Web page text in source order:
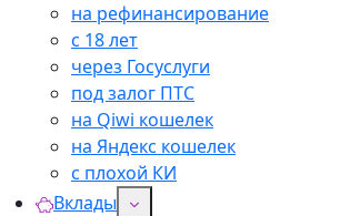
на рефинансирование
с 18 лет
через Госуслуги
под залог ПТС
на Qiwi кошелек
на Яндекс кошелек
с плохой КИ
Вклады